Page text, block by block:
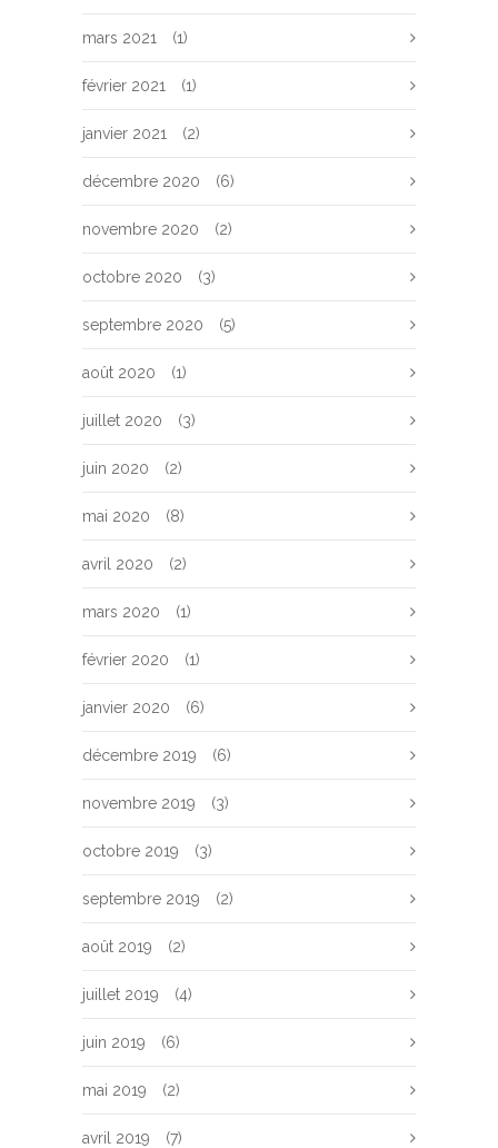
mars 2021 (1)
février 2021 (1)
janvier 2021 (2)
décembre 2020 (6)
novembre 2020 (2)
octobre 2020 (3)
septembre 2020 (5)
août 2020 (1)
juillet 2020 (3)
juin 2020 (2)
mai 2020 (8)
avril 2020 (2)
mars 2020 (1)
février 2020 (1)
janvier 2020 (6)
décembre 2019 (6)
novembre 2019 (3)
octobre 2019 (3)
septembre 2019 (2)
août 2019 (2)
juillet 2019 (4)
juin 2019 (6)
mai 2019 (2)
avril 2019 (7)